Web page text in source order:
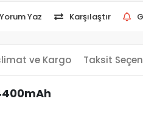
Yorum Yaz Karşılaştır
ve Kargo Taksit